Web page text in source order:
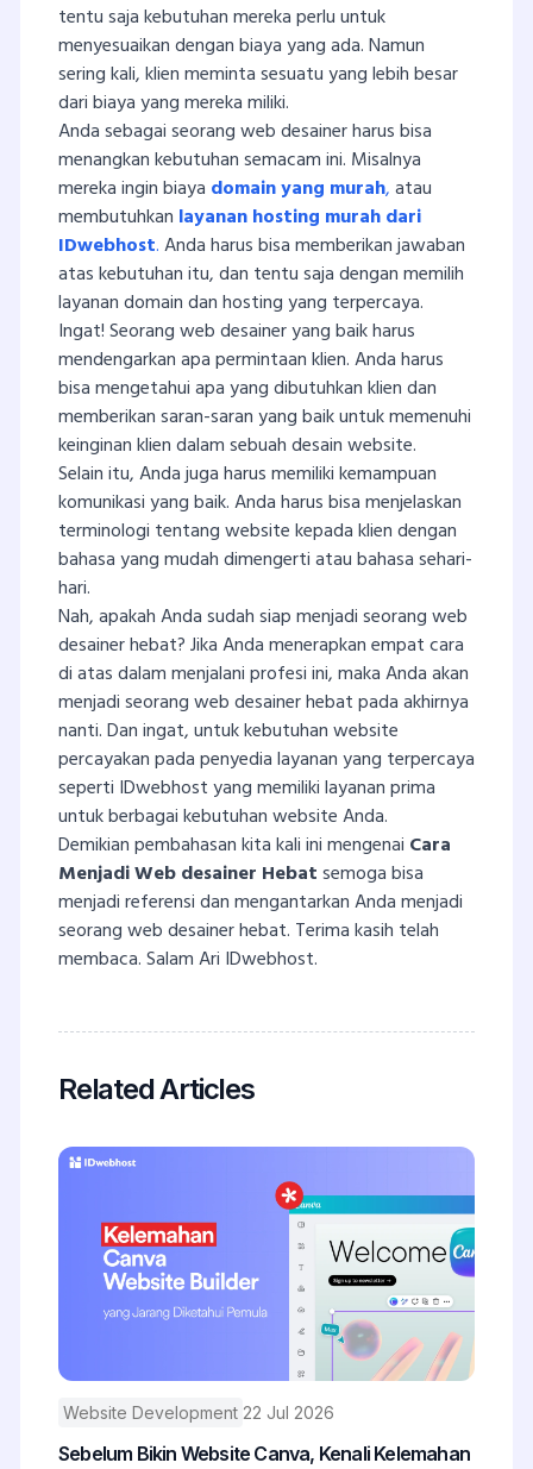
tentu saja kebutuhan mereka perlu untuk
menyesuaikan dengan biaya yang ada. Namun
sering kali, klien meminta sesuatu yang lebih besar
dari biaya yang mereka miliki.
Anda sebagai seorang web desainer harus bisa
menangkan kebutuhan semacam ini. Misalnya
mereka ingin biaya domain yang murah,atau
membutuhkan layanan hosting murah dari
IDwebhost.Anda harus bisa memberikan jawaban
atas kebutuhan itu, dan tentu saja dengan memilih
layanan domain dan hosting yang terpercaya.
Ingat! Seorang web desainer yang baik harus
mendengarkan apa permintaan klien. Anda harus
bisa mengetahui apa yang dibutuhkan klien dan
memberikan saran-saran yang baik untuk memenuhi
keinginan klien dalam sebuah desain website.
Selain itu, Anda juga harus memiliki kemampuan
komunikasi yang baik. Anda harus bisa menjelaskan
terminologi tentang website kepada klien dengan
bahasa yang mudah dimengerti atau bahasa sehari-
hari.
Nah, apakah Anda sudah siap menjadi seorang web
desainer hebat? Jika Anda menerapkan empat cara
di atas dalam menjalani profesi ini, maka Anda akan
menjadi seorang web desainer hebat pada akhirnya
nanti. Dan ingat, untuk kebutuhan website
percayakan pada penyedia layanan yang terpercaya
seperti IDwebhost yang memiliki layanan prima
untuk berbagai kebutuhan website Anda.
Demikian pembahasan kita kali ini mengenai Cara
Menjadi Web desainer Hebatsemoga bisa
menjadi referensi dan mengantarkan Anda menjadi
seorang web desainer hebat. Terima kasih telah
membaca. Salam Ari IDwebhost.
Related Articles
Website Development 22 Jul 2026
Sebelum Bikin Website Canva, Kenali Kelemahan